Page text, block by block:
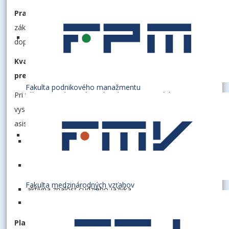
Fakulta podnikového manažmentu
Fakulta medzinárodných vzťahov
Pracovná náplň:
zákona č. 131/2002 Z. z. o vysokých školách a o zmene a
doplnení niektorých zákonov v znení neskorších predpisov.
Kvalifikačné predpoklady a osobitné kvalifikačné
predpoklady:
Pri výberovom konaní na obsadenie pracovných miest
vysokoškolských učiteľov na funkčnom mieste odborný
asistent sa posudzujú najmä tieto kritériá:
VŠ vzdelanie v príslušnom študijnom odbore, ukončené
VŠ vzdelanie 3. stupňa,
aktívna znalosť cudzieho jazyka,
Platové podmienky: v súlade so zákonom č. 553/2003 Z.